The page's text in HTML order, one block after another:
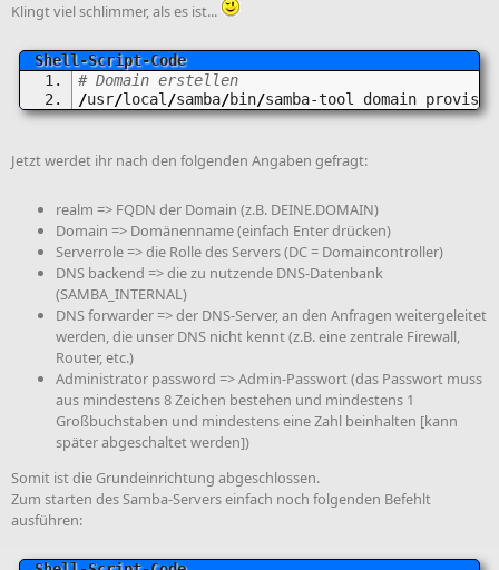
Klingt viel schlimmer, als es ist...
# Domain erstellen
/usr/local /samba/bin/samba-tool domain
Jetzt werdet ihr nach den folgenden Angaben gefragt:
realm => FQDN der Domain (z.B. DEINE.DOMAIN)
Domain => Domänenname (einfach Enter drücken)
Serverrole => die Rolle des Servers (DC = Domaincontroller)
DNS backend => die zu nutzende DNS-Datenbank
(SAMBA_INTERNAL)
DNS forwarder => der DNS-Server, an den Anfragen weitergeleitet
werden, die unser DNS nicht kennt (z.B. eine zentrale Firewall,
Router, etc.)
Administrator password => Admin-Passwort (das Passwort muss
aus mindestens 8 Zeichen bestehen und mindestens 1
Großbuchstaben und mindestens eine Zahl beinhalten [kann
später abgeschaltet werden])
Somit ist die Grundeinrichtung abgeschlossen.
Zum starten des Samba-Servers einfach noch folgenden Befehlt
ausführen: